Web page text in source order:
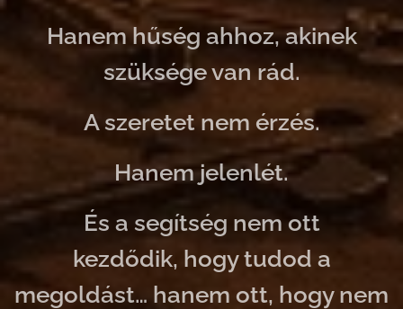
Hanem hűség ahhoz, akinek
szüksége van rád.
A szeretet nem érzés.
Hanem jelenlét.
És a segítség nem ott
kezdődik, hogy tudod a
megoldást… hanem ott, hogy nem